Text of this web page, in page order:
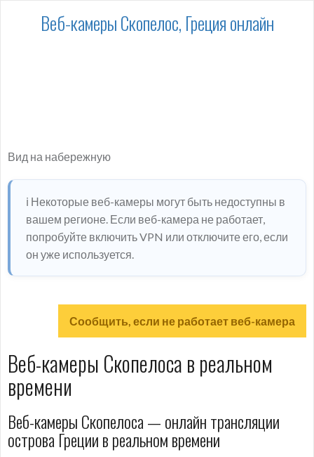
Веб-камеры Скопелос, Греция онлайн
Вид на набережную
ℹ️ Некоторые веб-камеры могут быть недоступны в
вашем регионе. Если веб-камера не работает,
попробуйте включить VPN или отключите его, если
он уже используется.
Сообщить, если не работает веб-камера
Веб-камеры Скопелоса в реальном
времени
Веб-камеры Скопелоса — онлайн трансляции
острова Греции в реальном времени